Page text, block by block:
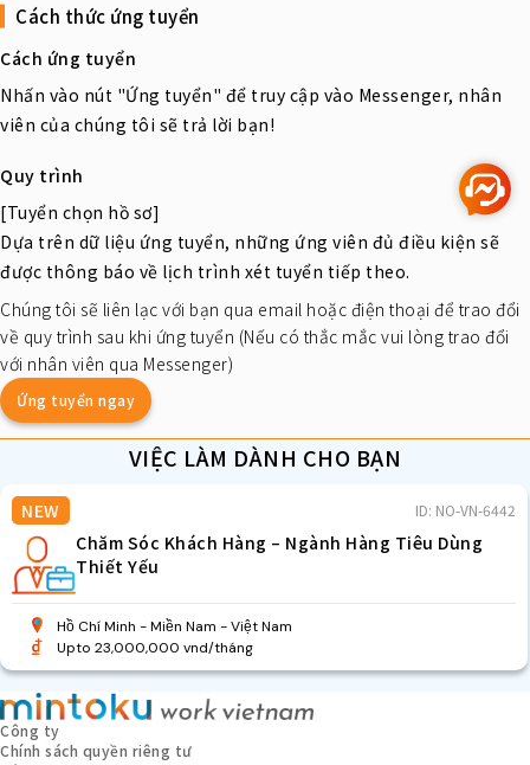
Cách thức ứng tuyển
Cách ứng tuyển
Nhấn vào nút "Ứng tuyển" để truy cập vào Messenger, nhân
viên của chúng tôi sẽ trả lời bạn!
Quy trình
[Tuyển chọn hồ sơ]
Dựa trên dữ liệu ứng tuyển, những ứng viên đủ điều kiện sẽ
được thông báo về lịch trình xét tuyển tiếp theo.
Chúng tôi sẽ liên lạc với bạn qua email hoặc điện thoại để trao đổi
về quy trình sau khi ứng tuyển (Nếu có thắc mắc vui lòng trao đổi
với nhân viên qua Messenger)
Ứng tuyển ngay
VIỆC LÀM DÀNH CHO BẠN
NEW ID: NO-VN-6442
Chăm Sóc Khách Hàng – Ngành Hàng Tiêu Dùng
Thiết Yếu
Hồ Chí Minh Miền Nam
Việt Nam
Upto 23,000,000 vnd/tháng
Công ty
Chính sách quyền riêng tư